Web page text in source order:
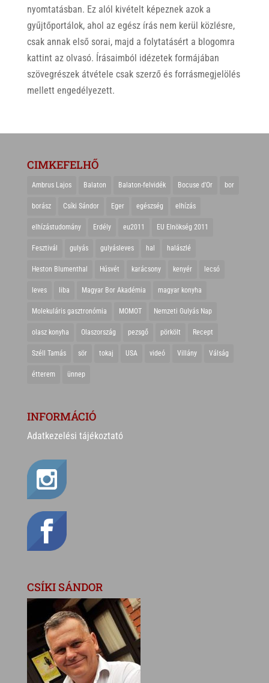
nyomtatásban. Ez alól kivételt képeznek azok a
gyűjtőportálok, ahol az egész írás nem kerül közlésre,
csak annak első sorai, majd a folytatásért a blogomra
kattint az olvasó. Írásaimból idézetek formájában
szövegrészek átvétele csak szerző és forrásmegjelölés
mellett engedélyezett.
CIMKEFELHŐ
Ambrus Lajos Balaton Balaton-felvidék Bocuse d'Or bor
borász Csíki Sándor Eger egészség elhízás
elhízástudomány Erdély eu2011 EU Elnökség 2011
Fesztivál gulyás gulyásleves hal halászlé
Heston Blumenthal Húsvét karácsony kenyér lecsó
leves liba Magyar Bor Akadémia magyar konyha
Molekuláris gasztronómia MOMOT Nemzeti Gulyás Nap
olasz konyha Olaszország pezsgő pörkölt Recept
Széll Tamás sör tokaj USA videó Villány Válság
étterem ünnep
INFORMÁCIÓ
Adatkezelési tájékoztató
CSÍKI SÁNDOR